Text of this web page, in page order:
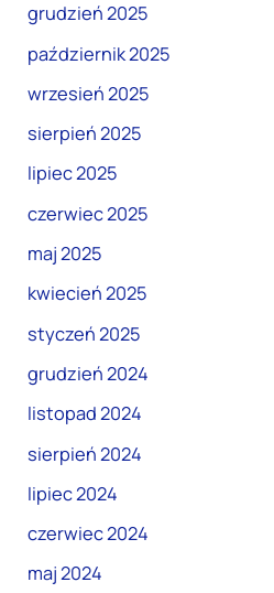
grudzień 2025
październik 2025
wrzesień 2025
sierpień 2025
lipiec 2025
czerwiec 2025
maj 2025
kwiecień 2025
styczeń 2025
grudzień 2024
listopad 2024
sierpień 2024
lipiec 2024
czerwiec 2024
maj 2024